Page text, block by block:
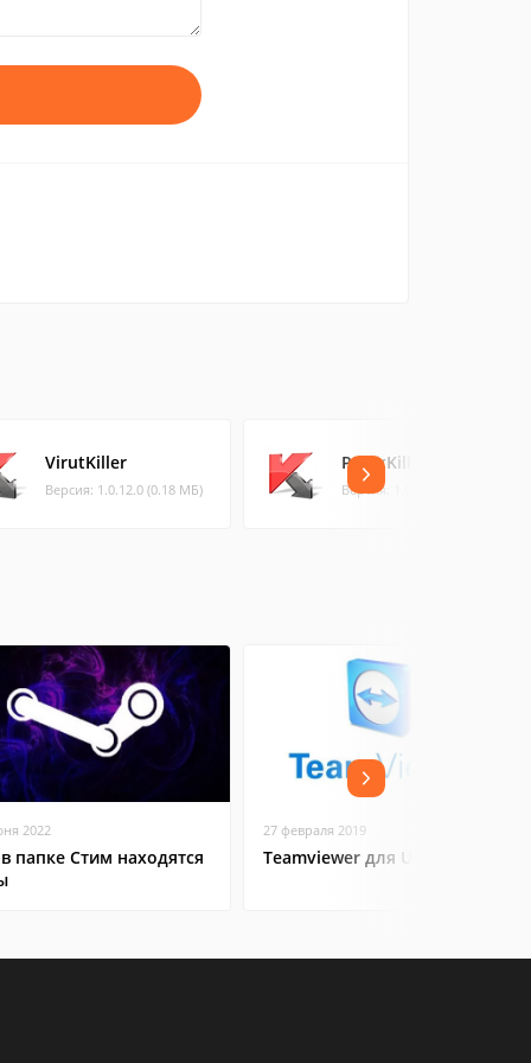
VirutKiller
Версия: 1.0.12.0 (0.18 МБ)
PMaxKiller
Версия: 1.0.2 (0.23 МБ)
2022
папке Стим находятся
27 февраля 2019
Teamviewer для Ubuntu